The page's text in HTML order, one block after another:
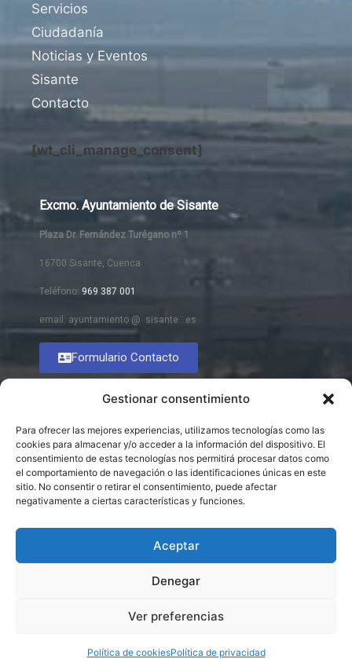
Gestionar consentimiento
Para ofrecer las mejores experiencias, utilizamos tecnologías como las
cookies para almacenar y/o acceder a la información del dispositivo. El
consentimiento de estas tecnologías nos permitirá procesar datos como
el comportamiento de navegación o las identificaciones únicas en este
sitio. No consentir o retirar el consentimiento, puede afectar
negativamente a ciertas características y funciones.
Aceptar
Denegar
Ver preferencias
Política de cookiesPolítica de privacidad
Servicios
Ciudadanía
Noticias y Eventos
Sisante
Contacto
[wt_cli_manage_consent]
Excmo. Ayuntamiento de Sisante
Plaza Dr. Fernández Turégano nº 1
16700 Sisante, Cuenca
Teléfono: 969 387 001
email: ayuntamiento @ sisante . es
Formulario Contacto
© 2026 Excmo. Ayuntamiento de Sisante